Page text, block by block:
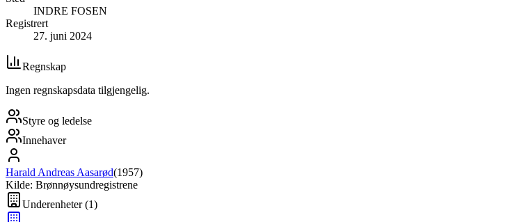
INDRE FOSEN
Registrert
27. juni 2024
Regnskap
Ingen regnskapsdata tilgjengelig.
Styre og ledelse
Innehaver
Harald Andreas Aasarød(1957)
Kilde: Brønnøysundregistrene
Underenheter(1)